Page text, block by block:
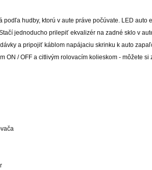
hudby, ktorú v aute práve počúvate. LED auto
jednoducho prilepiť ekvalizér na zadné sklo v
a pripojiť káblom napájaciu skrinku k auto
ON / OFF a citlivým rolovacím kolieskom - môžete si